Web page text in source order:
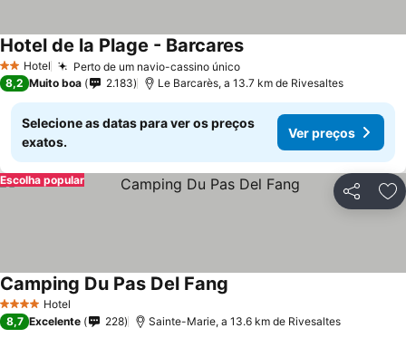
2 Estrelas
Hotel Perto de um navio-cassino único
Hotel de la Plage - Barcares
8,2 Muito boa 2.183 Le Barcarès, a 13.7 km de Rivesaltes
Selecione as datas para ver os preços
exatos.
Ver preços
Partilhar
Escolha popular
4 EstrelasHotel
Camping Du Pas Del Fang
8,7 Excelente 228 Sainte-Marie, a 13.6 km de Rivesaltes